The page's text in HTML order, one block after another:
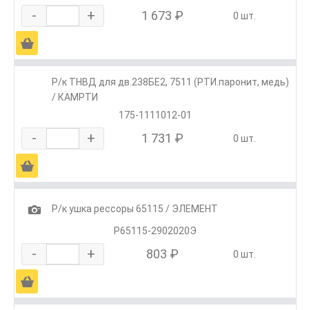
- + 1 673 ₽ 0 шт.
Ä
Р/к ТНВД для дв.238БЕ2, 7511 (РТИ.паронит, медь)
/ КАМРТИ
175-1111012-01
- + 1 731 ₽ 0 шт.
Ä
1
Р/к ушка рессоры 65115 / ЭЛЕМЕНТ
Р65115-2902020Э
- + 803 ₽ 0 шт.
Ä